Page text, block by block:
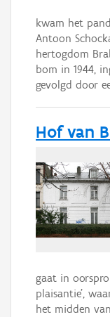
kwam het
Antoon
hertogdom
bom in 1944,
gevolgd door
Hof van
gaat in
plaisantie',
het midden